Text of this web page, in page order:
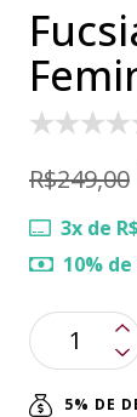
R$249,00
3x de
10%
5% DE